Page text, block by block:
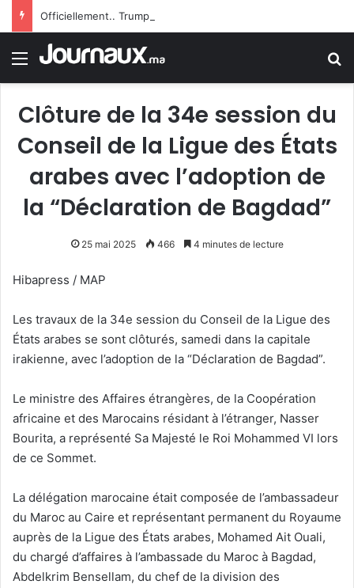
Menu
Clôture de la 34e session du
Conseil de la Ligue des États
arabes avec l’adoption de
la “Déclaration de Bagdad”
25 mai 2025 466 4 minutes de lecture
Hibapress / MAP
Les travaux de la 34e session du Conseil de la Ligue des
États arabes se sont clôturés, samedi dans la capitale
irakienne, avec l’adoption de la “Déclaration de Bagdad”.
Le ministre des Affaires étrangères, de la Coopération
africaine et des Marocains résidant à l’étranger, Nasser
Bourita, a représenté Sa Majesté le Roi Mohammed VI lors
de ce Sommet.
La délégation marocaine était composée de l’ambassadeur
du Maroc au Caire et représentant permanent du Royaume
auprès de la Ligue des États arabes, Mohamed Ait Ouali,
du chargé d’affaires à l’ambassade du Maroc à Bagdad,
Abdelkrim Bensellam, du chef de la division des